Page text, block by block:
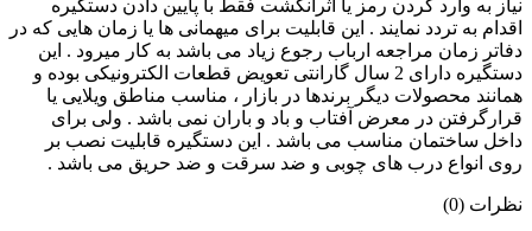
نیاز به وارد کردن رمز یا اثرانگشت فقط با پایین دادن دستگیره
اقدام به تردد نمایند . این قابلیت برای میهمانی ها یا زمان هایی که در
دفاتر زمان مراجعه ارباب رجوع زیاد می باشد به کار میرود . این
دستگیره دارای 2 سال گارانتی تعویض قطعات الکترونیکی بوده و
همانند محصولات دیگر برندها در بازار ، مناسب مناطق ویلایی یا
قرارگرفتن در معرض آفتاب و باد و باران نمی باشد . ولی برای
داخل ساختمان مناسب می باشد . این دستگیره قابلیت نصب بر
روی انواع درب های چوبی و ضد سرقت و ضد حریق می باشد .
نظرات (0)